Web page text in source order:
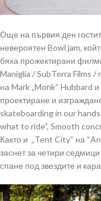
Още на първия ден
невероятен Bowl jam,
бяха прожектирани
Maniglia / SubTerra Films
на Mark „Monk“ Hubbard
проектиране и
skateboarding in our
what to ride“, Smooth
Както и „Tent City“ на
заснет за четири
спане под звездите и